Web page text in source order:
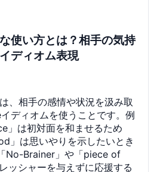
使い方とは？相手の気持
ディオム表現
、相手の感情や状況を汲み取
ディオムを使うことです。例
」は初対面を和ませるため
」は思いやりを示したいとき
No-Brainer」や「piece of
ッシャーを与えずに応援する